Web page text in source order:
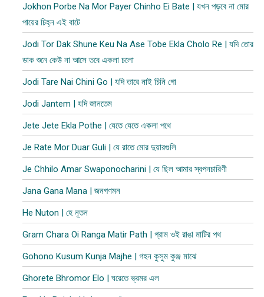
Jokhon Porbe Na Mor Payer Chinho Ei Bate | যখন পড়বে না মোর
পায়ের চিহ্ন এই বাটে
Jodi Tor Dak Shune Keu Na Ase Tobe Ekla Cholo Re | যদি তোর
ডাক শুনে কেউ না আসে তবে একলা চলো
Jodi Tare Nai Chini Go | যদি তারে নাই চিনি গো
Jodi Jantem | যদি জানতেম
Jete Jete Ekla Pothe | যেতে যেতে একলা পথে
Je Rate Mor Duar Guli | যে রাতে মোর দুয়ারগুলি
Je Chhilo Amar Swaponocharini | যে ছিল আমার স্বপনচারিণী
Jana Gana Mana | জনগণমন
He Nuton | হে নূতন
Gram Chara Oi Ranga Matir Path | গ্রাম ওই রাঙা মাটির পথ
Gohono Kusum Kunja Majhe | গহন কুসুম কুঞ্জ মাঝে
Ghorete Bhromor Elo | ঘরেতে ভ্রমর এল